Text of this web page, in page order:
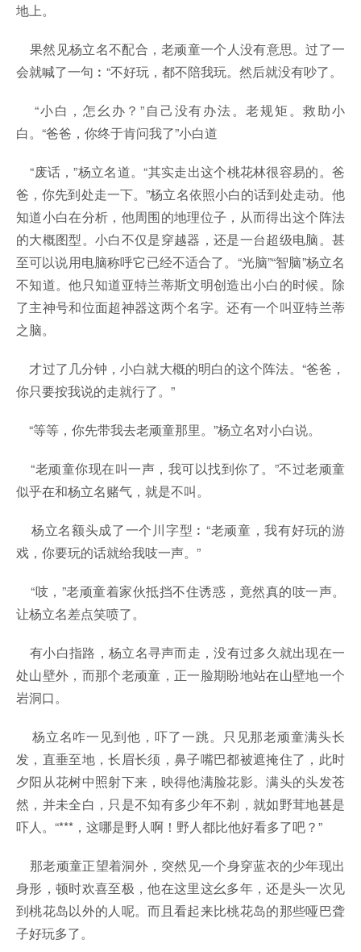
地上。
果然见杨立名不配合，老顽童一个人没有意思。过了一
会就喊了一句︰“不好玩，都不陪我玩。然后就没有吵了。
“小白，怎幺办？”自己没有办法。老规矩。救助小
白。“爸爸，你终于肯问我了”小白道
“废话，”杨立名道。“其实走出这个桃花林很容易的。爸
爸，你先到处走一下。”杨立名依照小白的话到处走动。他
知道小白在分析，他周围的地理位子，从而得出这个阵法
的大概图型。小白不仅是穿越器，还是一台超级电脑。甚
至可以说用电脑称呼它已经不适合了。“光脑”“智脑”杨立名
不知道。他只知道亚特兰蒂斯文明创造出小白的时候。除
了主神号和位面超神器这两个名字。还有一个叫亚特兰蒂
之脑。
才过了几分钟，小白就大概的明白的这个阵法。“爸爸，
你只要按我说的走就行了。”
“等等，你先带我去老顽童那里。”杨立名对小白说。
“老顽童你现在叫一声，我可以找到你了。”不过老顽童
似乎在和杨立名赌气，就是不叫。
杨立名额头成了一个川字型︰“老顽童，我有好玩的游
戏，你要玩的话就给我吱一声。”
“吱，”老顽童着家伙抵挡不住诱惑，竟然真的吱一声。
让杨立名差点笑喷了。
有小白指路，杨立名寻声而走，没有过多久就出现在一
处山壁外，而那个老顽童，正一脸期盼地站在山壁地一个
岩洞口。
杨立名咋一见到他，吓了一跳。只见那老顽童满头长
发，直垂至地，长眉长须，鼻子嘴巴都被遮掩住了，此时
夕阳从花树中照射下来，映得他满脸花影。满头的头发苍
然，并未全白，只是不知有多少年不剃，就如野茸地甚是
吓人。“***，这哪是野人啊！野人都比他好看多了吧？”
那老顽童正望着洞外，突然见一个身穿蓝衣的少年现出
身形，顿时欢喜至极，他在这里这幺多年，还是头一次见
到桃花岛以外的人呢。而且看起来比桃花岛的那些哑巴聋
子好玩多了。